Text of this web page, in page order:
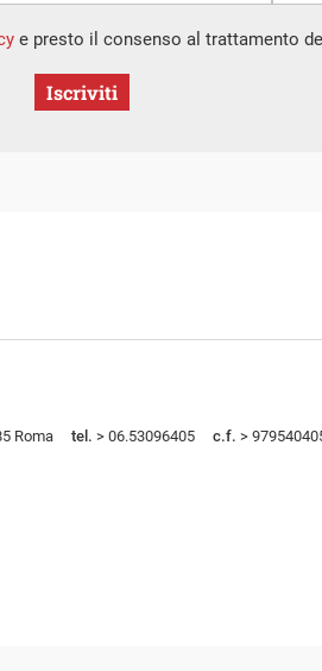
e presto il consenso al trattamento
Iscriviti
Roma tel. > 06.53096405 c.f. >